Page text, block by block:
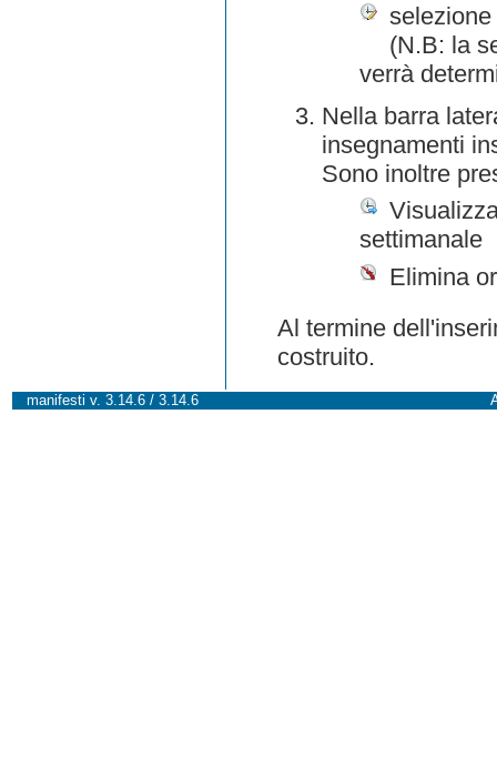
(N.B: la
verrà
Nella barra
insegnamenti
Sono inoltre
settimanale
Elimina
Al termine
costruito.
manifesti v. 3.14.6 / 3.14.6